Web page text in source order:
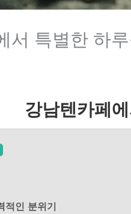
서 특별한 하
강남텐카페
적인 분위기